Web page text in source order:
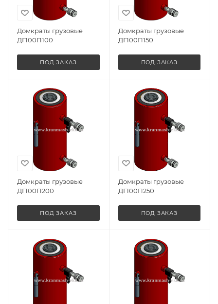
Домкраты грузовые
ДГ100П100
ПОД ЗАКАЗ
Домкраты грузовые
ДГ100П150
ПОД ЗАКАЗ
Домкраты грузовые
ДГ100П200
ПОД ЗАКАЗ
Домкраты грузовые
ДГ100П250
ПОД ЗАКАЗ